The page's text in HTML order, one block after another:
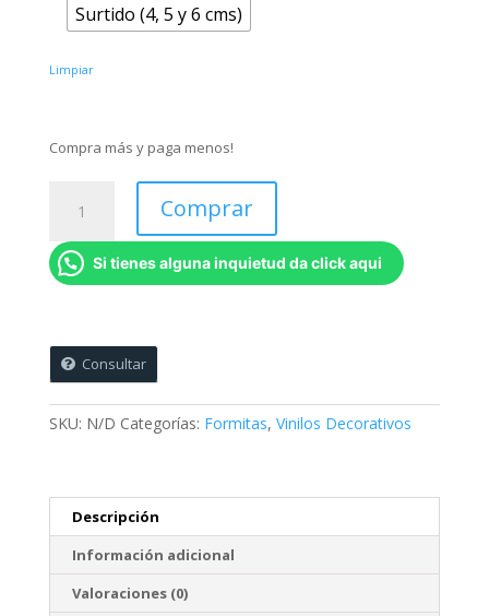
Surtido (4, 5 y 6 cms)
Limpiar
Compra más y paga menos!
cantidad
Comprar
Si tienes alguna inquietud da click aqui
Consultar
SKU: N/D Categorías: Formitas, Vinilos Decorativos
Descripción
Información adicional
Valoraciones (0)